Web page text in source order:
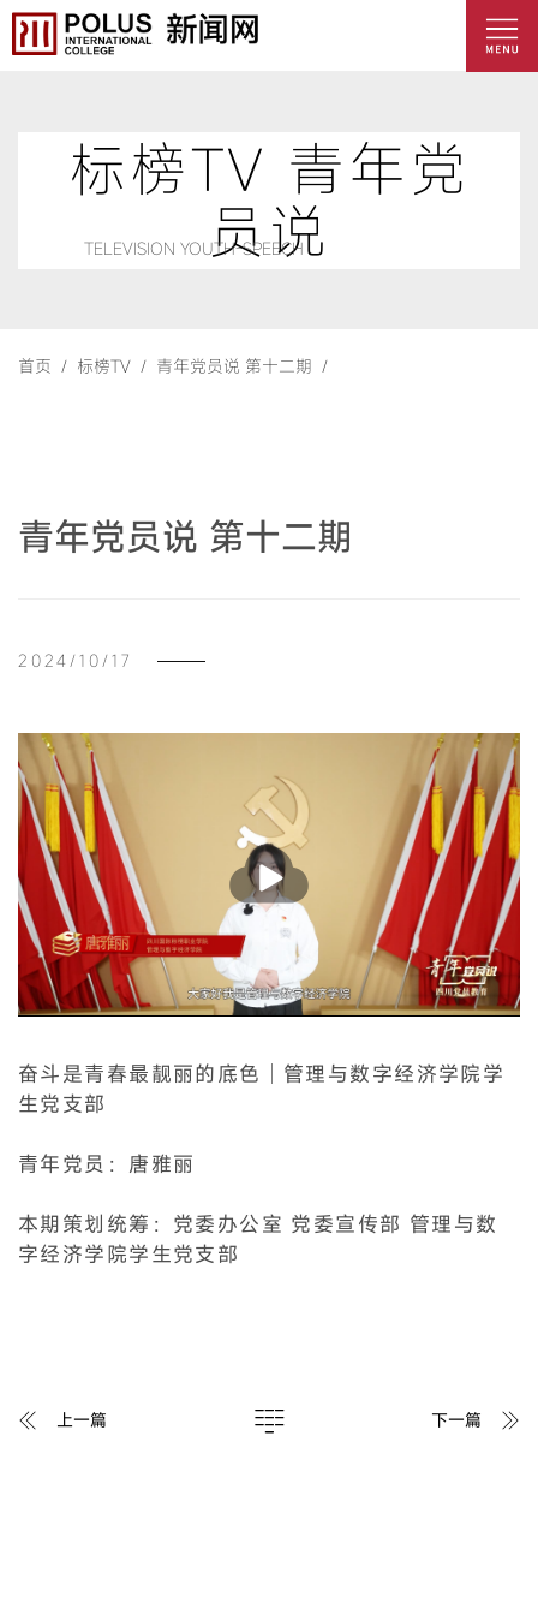
TELEVISION YOUTH-SPEECH
标榜TV 青年党
员说
首页 / 标榜TV / 青年党员说 第十二期 /
青年党员说 第十二期
2024/10/17
播
放
奋斗是青春最靓丽的底色｜管理与数字经济学院学
生党支部
青年党员：唐雅丽
本期策划统筹：党委办公室 党委宣传部 管理与数
字经济学院学生党支部
上一篇 下一篇